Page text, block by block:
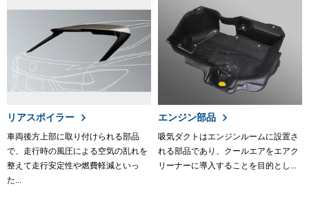
リアスポイラー
車両後方上部に取り付けられる部品
で、走行時の風圧による空気の乱れを
整えて走行安定性や燃費軽減といっ
た...
エンジン部品
吸気ダクトはエンジンルームに設置さ
れる部品であり、クールエアをエアク
リーナーに導入することを目的とし...